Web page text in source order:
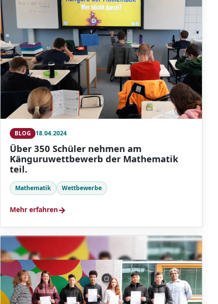
BLOG 18.04.2024
Über 350 Schüler nehmen am
Känguruwettbewerb der Mathematik
teil.
Mathematik Wettbewerbe
Mehr erfahren→